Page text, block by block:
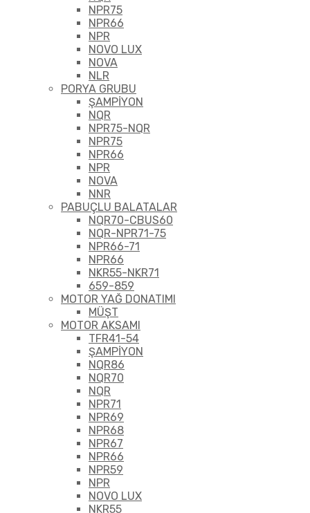
NPR75
NPR66
NPR
NOVO LUX
NOVA
NLR
PORYA GRUBU
ŞAMPİYON
NQR
NPR75-NQR
NPR75
NPR66
NPR
NOVA
NNR
PABUÇLU BALATALAR
NQR70-CBUS60
NQR-NPR71-75
NPR66-71
NPR66
NKR55-NKR71
659-859
MOTOR YAĞ DONATIMI
MÜŞT
MOTOR AKSAMI
TFR41-54
ŞAMPİYON
NQR86
NQR70
NQR
NPR71
NPR69
NPR68
NPR67
NPR66
NPR59
NPR
NOVO LUX
NKR55